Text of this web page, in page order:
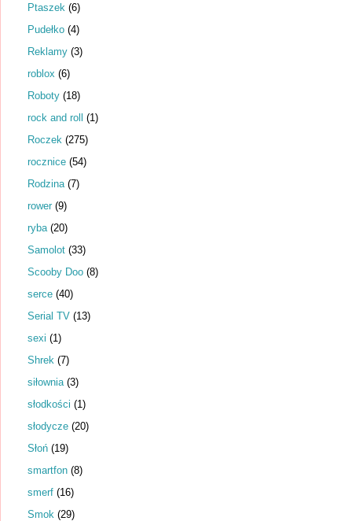
Ptaszek (6)
Pudełko (4)
Reklamy (3)
roblox (6)
Roboty (18)
rock and roll (1)
Roczek (275)
rocznice (54)
Rodzina (7)
rower (9)
ryba (20)
Samolot (33)
Scooby Doo (8)
serce (40)
Serial TV (13)
sexi (1)
Shrek (7)
siłownia (3)
słodkości (1)
słodycze (20)
Słoń (19)
smartfon (8)
smerf (16)
Smok (29)